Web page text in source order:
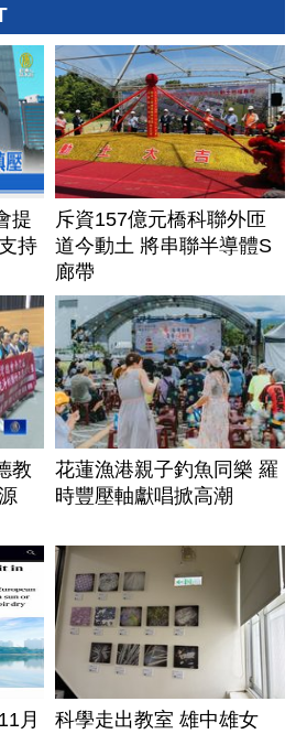
提
持
斥資157億元橋科聯外匝
道今動土 將串聯半導體S
廊帶
教
花蓮漁港親子釣魚同樂 羅
時豐壓軸獻唱掀高潮
月
科學走出教室 雄中雄女